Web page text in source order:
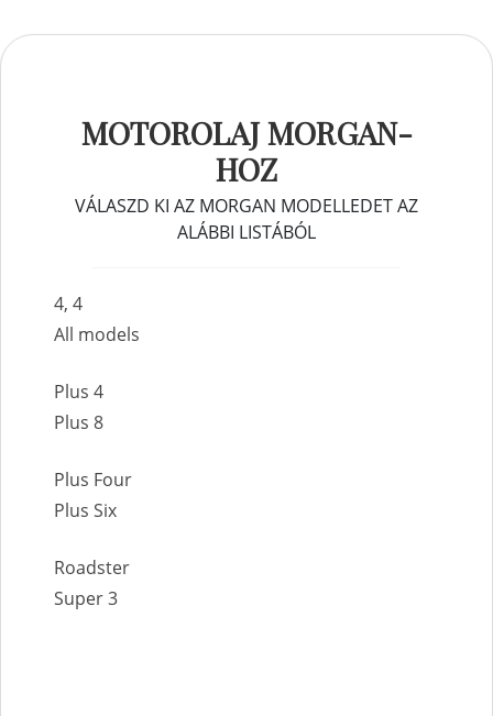
MOTOROLAJ MORGAN-
HOZ
VÁLASZD KI AZ MORGAN MODELLEDET AZ
ALÁBBI LISTÁBÓL
4, 4
All models
Plus 4
Plus 8
Plus Four
Plus Six
Roadster
Super 3